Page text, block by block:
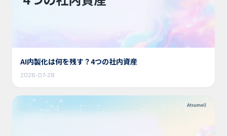
AI内製化は何を残す？4つの社内資産
2026-07-28